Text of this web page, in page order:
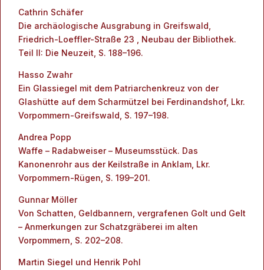
Cathrin Schäfer
Die archäologische Ausgrabung in Greifswald,
Friedrich-Loeffler-Straße 23 , Neubau der Bibliothek.
Teil II: Die Neuzeit, S. 188–196.
Hasso Zwahr
Ein Glassiegel mit dem Patriarchenkreuz von der
Glashütte auf dem Scharmützel bei Ferdinandshof, Lkr.
Vorpommern-Greifswald, S. 197–198.
Andrea Popp
Waffe – Radabweiser – Museumsstück. Das
Kanonenrohr aus der Keilstraße in Anklam, Lkr.
Vorpommern-Rügen, S. 199–201.
Gunnar Möller
Von Schatten, Geldbannern, vergrafenen Golt und Gelt
– Anmerkungen zur Schatzgräberei im alten
Vorpommern, S. 202–208.
Martin Siegel und Henrik Pohl